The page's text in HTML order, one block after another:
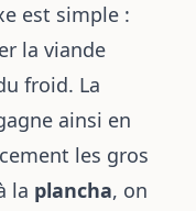
est simple :
la viande
froid. La
ainsi en
les gros
la plancha, on